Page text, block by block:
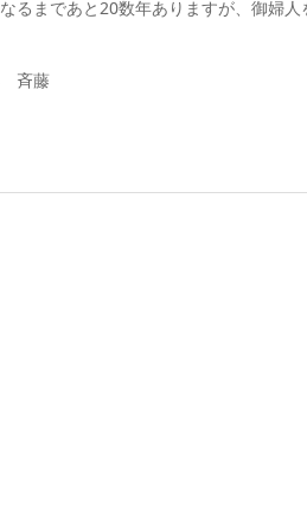
るまであと20数年ありますが、御婦
斉藤